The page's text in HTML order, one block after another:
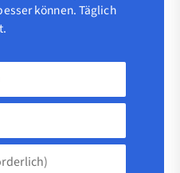
können. Täglich